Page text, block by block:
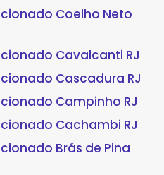
Coelho Neto
Cavalcanti RJ
Cascadura RJ
Campinho RJ
Cachambi RJ
Brás de Pina